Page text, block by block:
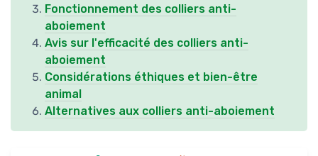
Fonctionnement des colliers anti-
aboiement
Avis sur l'efficacité des colliers anti-
aboiement
Considérations éthiques et bien-être
animal
Alternatives aux colliers anti-aboiement